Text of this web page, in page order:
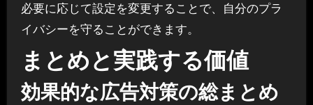
必要に応じて設定を変更することで、自分のプラ
イバシーを守ることができます。
まとめと実践する価値
効果的な広告対策の総まとめ